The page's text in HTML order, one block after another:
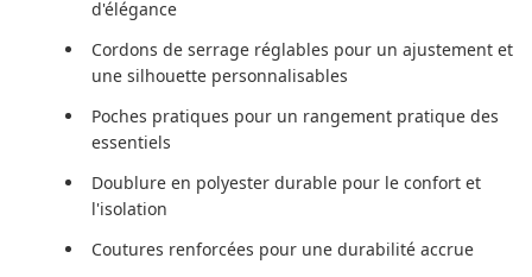
d'élégance
Cordons de serrage réglables pour un ajustement et
une silhouette personnalisables
Poches pratiques pour un rangement pratique des
essentiels
Doublure en polyester durable pour le confort et
l'isolation
Coutures renforcées pour une durabilité accrue